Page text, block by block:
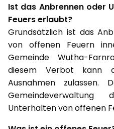
Ist das Anbrennen oder
Feuers erlaubt?
Grundsätzlich ist das
von offenen Feuern
Gemeinde Wutha-
diesem Verbot kann
Ausnahmen zulassen.
Unterhalten von offenen